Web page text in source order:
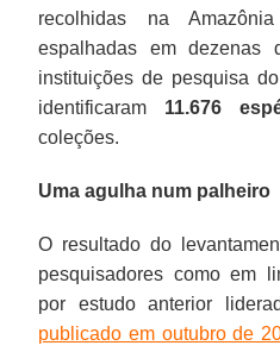
recolhidas na
espalhadas em dezenas
instituições de pesquisa
identificaram 11.676
coleções.
Uma agulha num palheiro
O resultado do
pesquisadores como em
por estudo anterior
publicado em outubro de